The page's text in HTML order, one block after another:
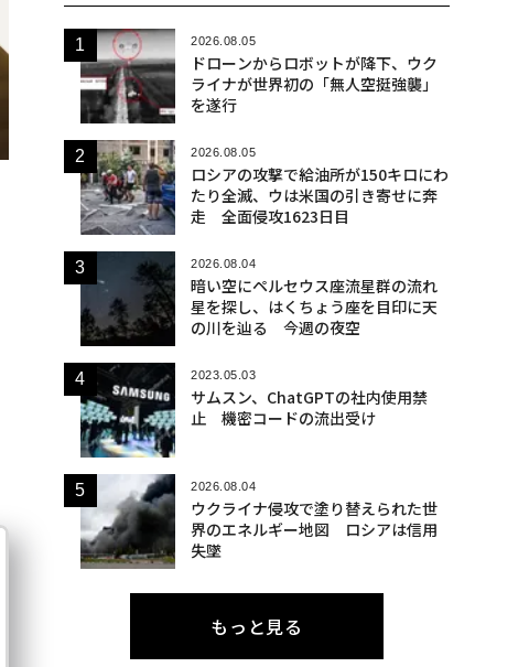
2026.08.05
ドローンからロボットが降下、ウク
ライナが世界初の「無人空挺強襲」
を遂行
2026.08.05
ロシアの攻撃で給油所が150キロにわ
たり全滅、ウは米国の引き寄せに奔
走 全面侵攻1623日目
2026.08.04
暗い空にペルセウス座流星群の流れ
星を探し、はくちょう座を目印に天
の川を辿る 今週の夜空
2023.05.03
サムスン、ChatGPTの社内使用禁
止 機密コードの流出受け
2026.08.04
ウクライナ侵攻で塗り替えられた世
界のエネルギー地図 ロシアは信用
失墜
もっと見る